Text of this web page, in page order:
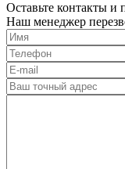
Оставьте контакты и
Наш менеджер